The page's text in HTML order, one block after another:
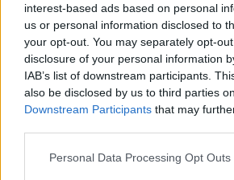
interest-based ads based on personal
us or personal information disclosed to
your opt-out. You may separately opt-
disclosure of your personal information
IAB’s list of downstream participants.
also be disclosed by us to third parties
Downstream Participants that may
Personal Data Processing Opt Outs